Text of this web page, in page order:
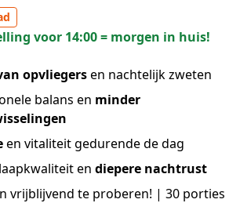
voor 14:00 = morgen in huis!
opvliegersen nachtelijk zweten
balans en minder
en vitaliteit gedurende de dag
en diepere nachtrust
vrijblijvend te proberen! | 30 porties